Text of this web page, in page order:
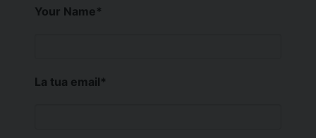
Your Name*
La tua email*